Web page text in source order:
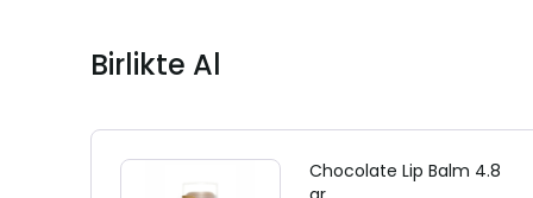
Birlikte Al
Chocolate Lip Balm 4.8